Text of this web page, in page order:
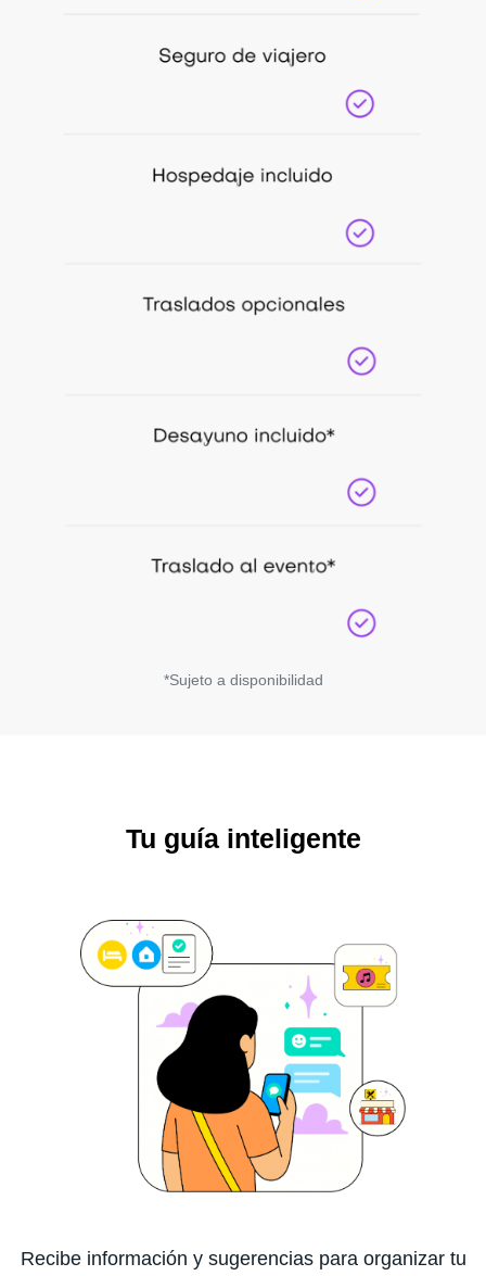
*Sujeto a disponibilidad
Tu guía inteligente
Recibe información y sugerencias para organizar tu